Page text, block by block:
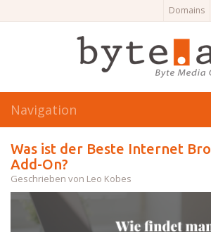
Domains
Navigation
Was ist der Beste Internet
Add-On?
Geschrieben von Leo Kobes